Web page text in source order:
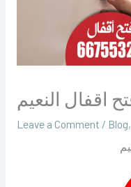
اقفال النعيم
Leave a Comment / Blog,